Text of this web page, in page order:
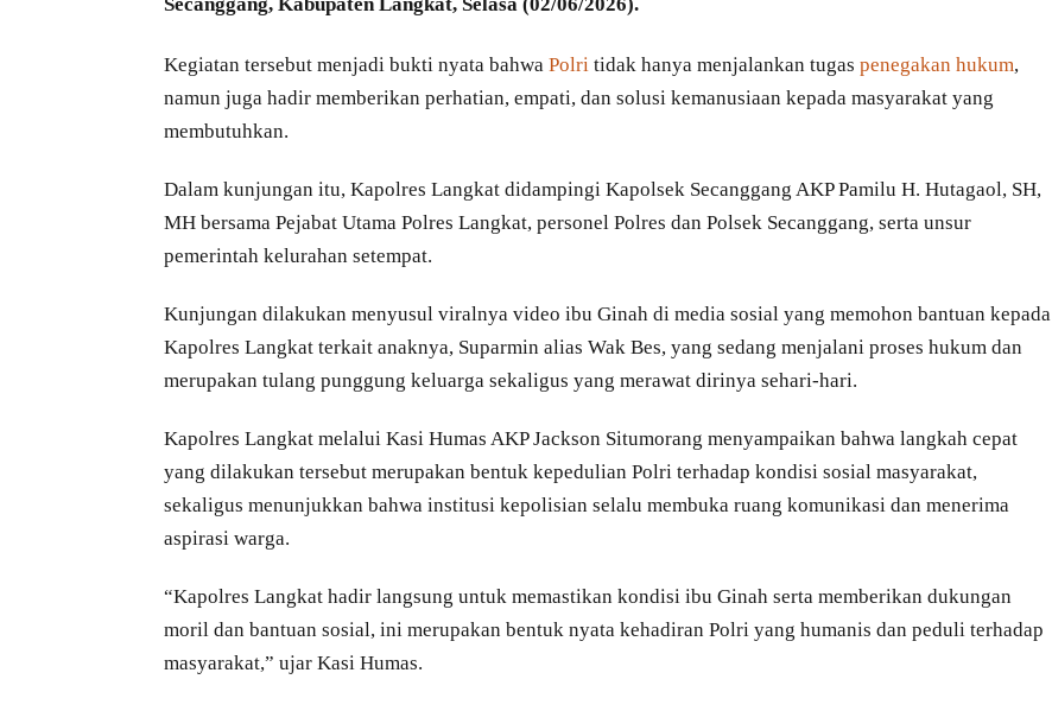
Kegiatan tersebut menjadi bukti nyata bahwa Polri tidak hanya menjalankan tugas penegakan hukum,
namun juga hadir memberikan perhatian, empati, dan solusi kemanusiaan kepada masyarakat yang
membutuhkan.
Dalam kunjungan itu, Kapolres Langkat didampingi Kapolsek Secanggang AKP Pamilu H. Hutagaol, SH,
MH bersama Pejabat Utama Polres Langkat, personel Polres dan Polsek Secanggang, serta unsur
pemerintah kelurahan setempat.
Kunjungan dilakukan menyusul viralnya video ibu Ginah di media sosial yang memohon bantuan kepada
Kapolres Langkat terkait anaknya, Suparmin alias Wak Bes, yang sedang menjalani proses hukum dan
merupakan tulang punggung keluarga sekaligus yang merawat dirinya sehari-hari.
Kapolres Langkat melalui Kasi Humas AKP Jackson Situmorang menyampaikan bahwa langkah cepat
yang dilakukan tersebut merupakan bentuk kepedulian Polri terhadap kondisi sosial masyarakat,
sekaligus menunjukkan bahwa institusi kepolisian selalu membuka ruang komunikasi dan menerima
aspirasi warga.
“Kapolres Langkat hadir langsung untuk memastikan kondisi ibu Ginah serta memberikan dukungan
moril dan bantuan sosial, ini merupakan bentuk nyata kehadiran Polri yang humanis dan peduli terhadap
masyarakat,” ujar Kasi Humas.